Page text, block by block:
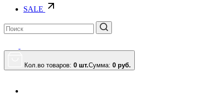
SALE
Кол.во товаров: 0 шт.Сумма: 0 руб.